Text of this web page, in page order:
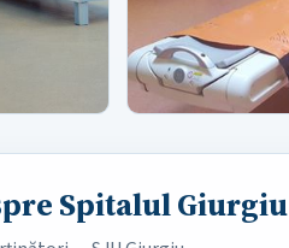
Spitalul Giurgiu